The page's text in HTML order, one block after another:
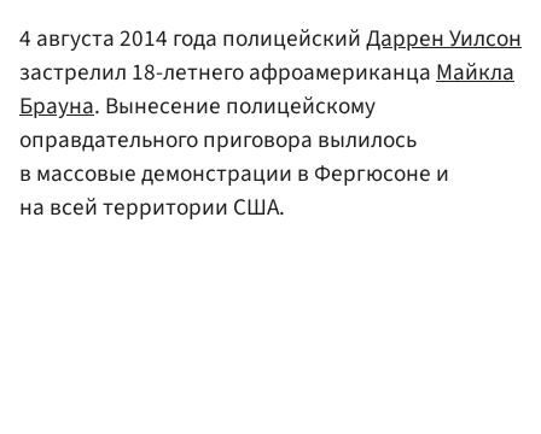
4 августа 2014 года полицейскийДаррен Уилсон
застрелил 18-летнего афроамериканца Майкла
Брауна. Вынесение полицейскому
оправдательного приговора вылилось
в массовые демонстрации в Фергюсоне и
на всей территории США.